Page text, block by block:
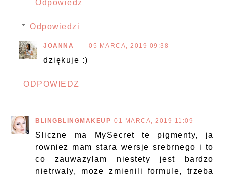
Odpowiedz
Odpowiedzi
JOANNA 05 MARCA, 2019 09:38
dziękuje :)
ODPOWIEDZ
BLINGBLINGMAKEUP 01 MARCA, 2019 11:09
Sliczne ma MySecret te pigmenty, ja
rowniez mam stara wersje srebrnego i to
co zauwazylam niestety jest bardzo
nietrwaly, moze zmienili formule, trzeba